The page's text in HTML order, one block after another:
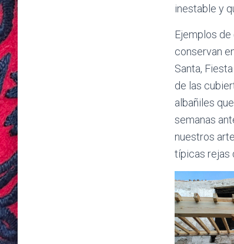
inestable y
Ejemplos
conservan
Santa,
de las
albañiles
semanas
nuestros
típicas rejas